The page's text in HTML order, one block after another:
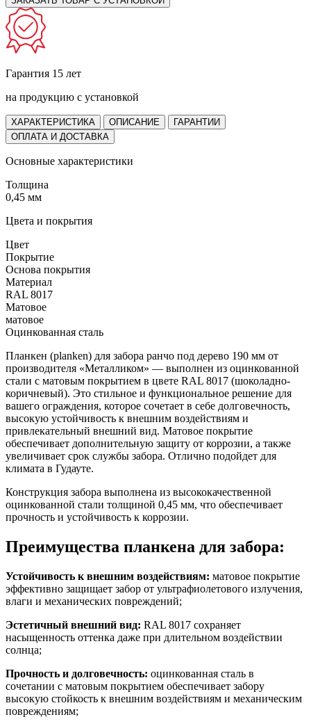
Гарантия 15 лет
на продукцию с установкой
ХАРАКТЕРИСТИКА ОПИСАНИЕ
ГАРАНТИИ
ОПЛАТА И ДОСТАВКА
Основные характеристики
Толщина
0,45 мм
Цвета и покрытия
Цвет
Покрытие
Основа покрытия
Материал
RAL 8017
Матовое
матовое
Оцинкованная сталь
Планкен (planken) для забора ранчо под дерево 190 мм от
производителя «Металликом» — выполнен из оцинкованной
стали с матовым покрытием в цвете RAL 8017 (шоколадно-
коричневый). Это стильное и функциональное решение для
вашего ограждения, которое сочетает в себе долговечность,
высокую устойчивость к внешним воздействиям и
привлекательный внешний вид. Матовое покрытие
обеспечивает дополнительную защиту от коррозии, а также
увеличивает срок службы забора. Отлично подойдет для
климата в Гудауте.
Конструкция забора выполнена из высококачественной
оцинкованной стали толщиной 0,45 мм, что обеспечивает
прочность и устойчивость к коррозии.
Преимущества планкена для забора:
Устойчивость к внешним воздействиям: матовое покрытие
эффективно защищает забор от ультрафиолетового излучения,
влаги и механических повреждений;
Эстетичный внешний вид: RAL 8017 сохраняет
насыщенность оттенка даже при длительном воздействии
солнца;
Прочность и долговечность: оцинкованная сталь в
сочетании с матовым покрытием обеспечивает забору
высокую стойкость к внешним воздействиям и механическим
повреждениям;